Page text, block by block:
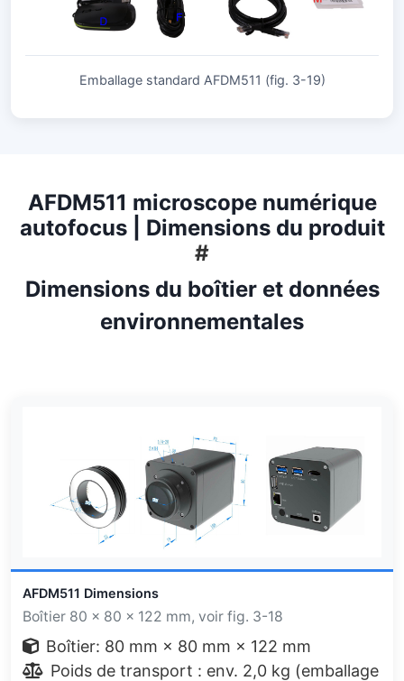
Emballage standard AFDM511 (fig. 3-19)
AFDM511 microscope numérique
autofocus | Dimensions du produit
#
Dimensions du boîtier et données
environnementales
AFDM511 Dimensions
Boîtier 80 × 80 × 122 mm, voir fig. 3-18
Boîtier: 80 mm × 80 mm × 122 mm
Poids de transport : env. 2,0 kg (emballage